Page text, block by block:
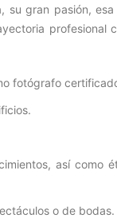
su gran pasión,
profesional
fotógrafo
así como
o de bodas.